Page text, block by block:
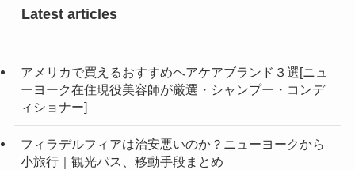
Latest articles
アメリカで買えるおすすめヘアケアブランド３選[ニュ
ーヨーク在住現役美容師が厳選・シャンプー・コンデ
ィショナー]
フィラデルフィアは治安悪いのか？ニューヨークから
小旅行｜観光パス、移動手段まとめ